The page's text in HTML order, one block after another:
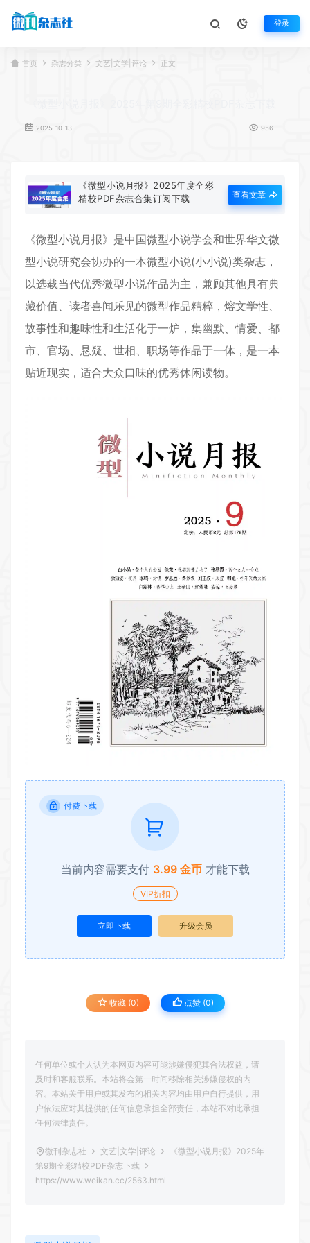
登录
首页 杂志分类 文艺|文学|评论 正文
2025-10-13 956
《微型小说月报》2025年度全彩
精校PDF杂志合集订阅下载
查看文章
《微型小说月报》是中国微型小说学会和世界华文微
型小说研究会协办的一本微型小说(小小说)类杂志，
以选载当代优秀微型小说作品为主，兼顾其他具有典
藏价值、读者喜闻乐见的微型作品精粹，熔文学性、
故事性和趣味性和生活化于一炉，集幽默、情爱、都
市、官场、悬疑、世相、职场等作品于一体，是一本
贴近现实，适合大众口味的优秀休闲读物。
付费下载
当前内容需要支付 3.99 金币 才能下载
VIP折扣
立即下载 升级会员
收藏 (0) 点赞 (0)
任何单位或个人认为本网页内容可能涉嫌侵犯其合法权益，请
及时和客服联系。本站将会第一时间移除相关涉嫌侵权的内
容。本站关于用户或其发布的相关内容均由用户自行提供，用
户依法应对其提供的任何信息承担全部责任，本站不对此承担
任何法律责任。
微刊杂志社 文艺|文学|评论
《微型小说月报》2025年
第9期全彩精校PDF杂志下载
https://www.weikan.cc/2563.html